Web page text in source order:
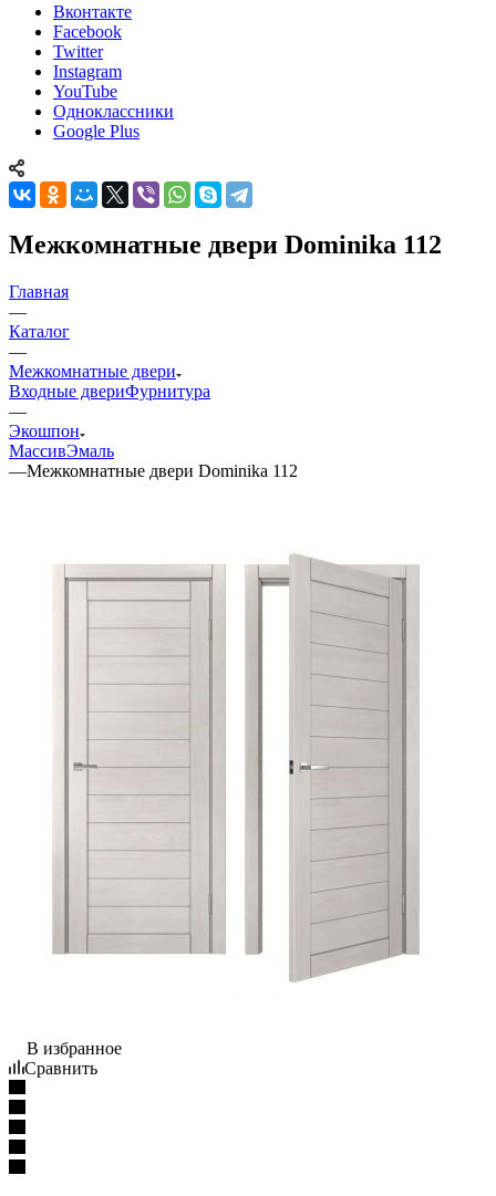
Вконтакте
Facebook
Twitter
Instagram
YouTube
Одноклассники
Google Plus
Межкомнатные двери Dominika 112
Главная
—
Каталог
—
Межкомнатные двери
Входные двериФурнитура
—
Экошпон
МассивЭмаль
—Межкомнатные двери Dominika 112
В избранное
Сравнить